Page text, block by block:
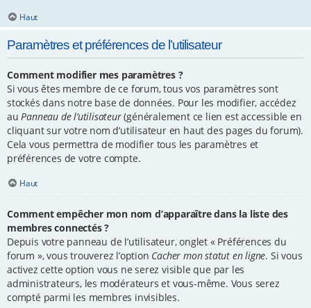
Haut
Paramètres et préférences de l’utilisateur
Comment modifier mes paramètres ?
Si vous êtes membre de ce forum, tous vos paramètres sont
stockés dans notre base de données. Pour les modifier, accédez
auPanneau de l’utilisateur(généralement ce lien est accessible en
cliquant sur votre nom d’utilisateur en haut des pages du forum).
Cela vous permettra de modifier tous les paramètres et
préférences de votre compte.
Haut
Comment empêcher mon nom d’apparaître dans la liste des
membres connectés ?
Depuis votre panneau de l’utilisateur, onglet « Préférences du
forum », vous trouverez l’option Cacher mon statut en ligne. Si vous
activez cette option vous ne serez visible que par les
administrateurs, les modérateurs et vous-même. Vous serez
compté parmi les membres invisibles.